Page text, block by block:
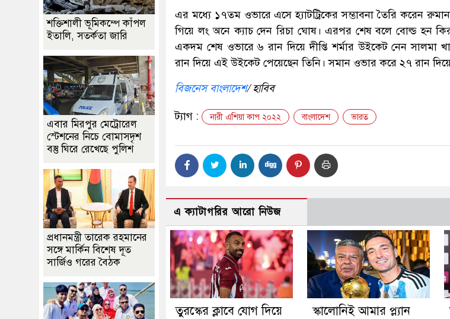
এর মধ্যে ১৭তম ওভারে এসে হ্যাটট্রিকের সম্ভাবনা তৈরি করেন
গিয়ে লং অনে ক্যাচ দেন রিচা ঘোষ। এরপর শেষ বলে বোল্ড হন
একদম শেষ ওভারে ৬ রান দিয়ে দীপ্তি শর্মার উইকেট নেন
রান দিয়ে এই উইকেট পেয়েছেন তিনি। সমান ওভার করে ২৭ রান
বিজনেস বাংলাদেশ/ হাবিব
ট্যাগ : নারী এশিয়া কাপ ২০২২ বাংলাদেশ ভারত
এ ক্যাটাগরির আরো নিউজ
তুরস্কের ক্লাবে যোগ দিয়ে
স্কালোনিই আমার প্ল্যান
শক্তিশালী ভূমিকম্পে কাঁপল
ইতালি, সতর্কতা জারি
এবার মিরপুর মেট্রোরেল
স্টেশনের নিচে বোমাসদৃশ
বস্তু ঘিরে রেখেছে পুলিশ
প্রধানমন্ত্রী তারেক রহমানের
সঙ্গে মার্কিন বিশেষ দূত
সার্জিও গরের বৈঠক